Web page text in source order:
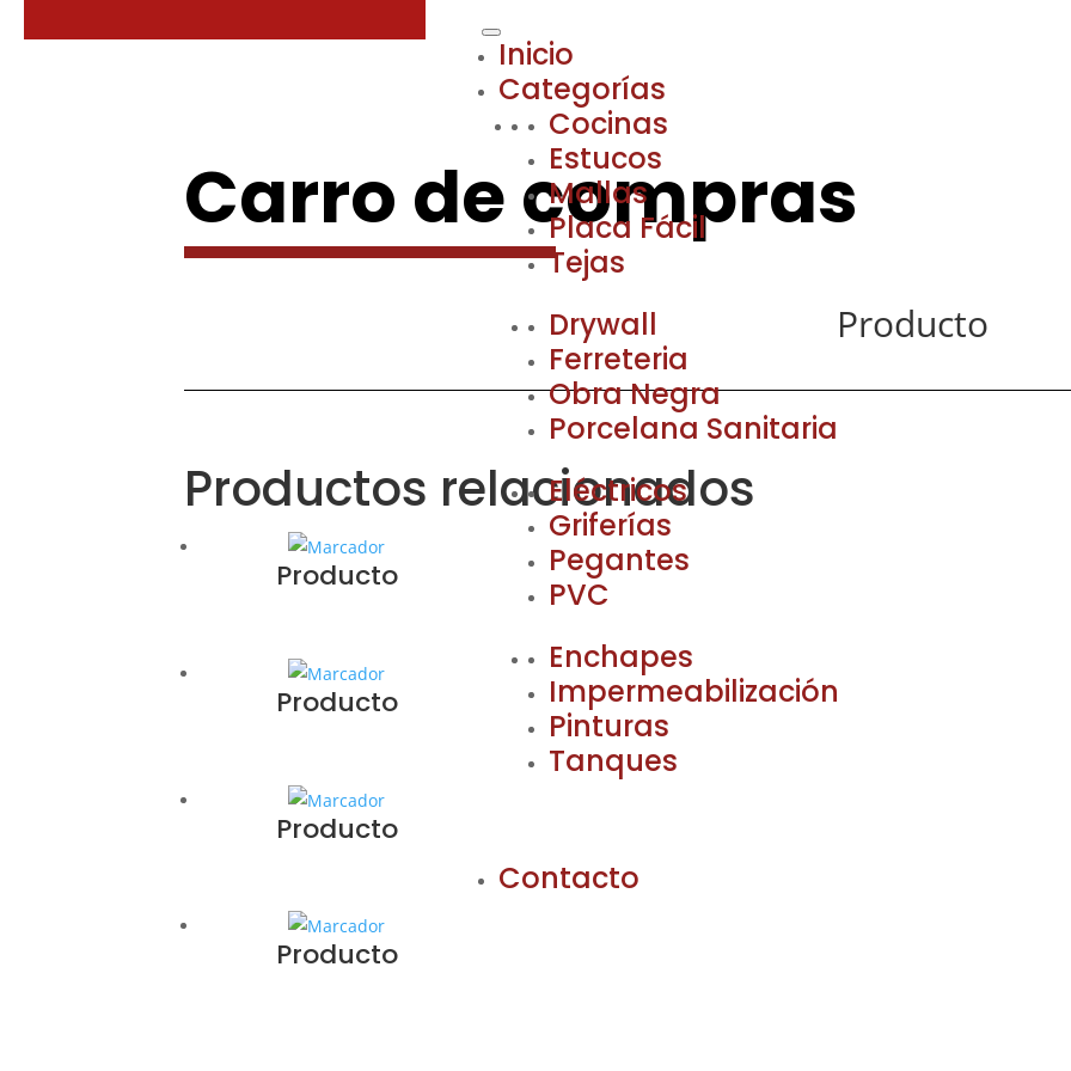
Inicio
Categorías
Cocinas
Estucos
Mallas
Placa Fácil
Tejas
Drywall
Ferreteria
Obra Negra
Porcelana Sanitaria
Eléctricos
Griferías
Pegantes
PVC
Enchapes
Impermeabilización
Pinturas
Tanques
Contacto
Carro de compras
Producto
Productos relacionados
Producto
Producto
Producto
Producto